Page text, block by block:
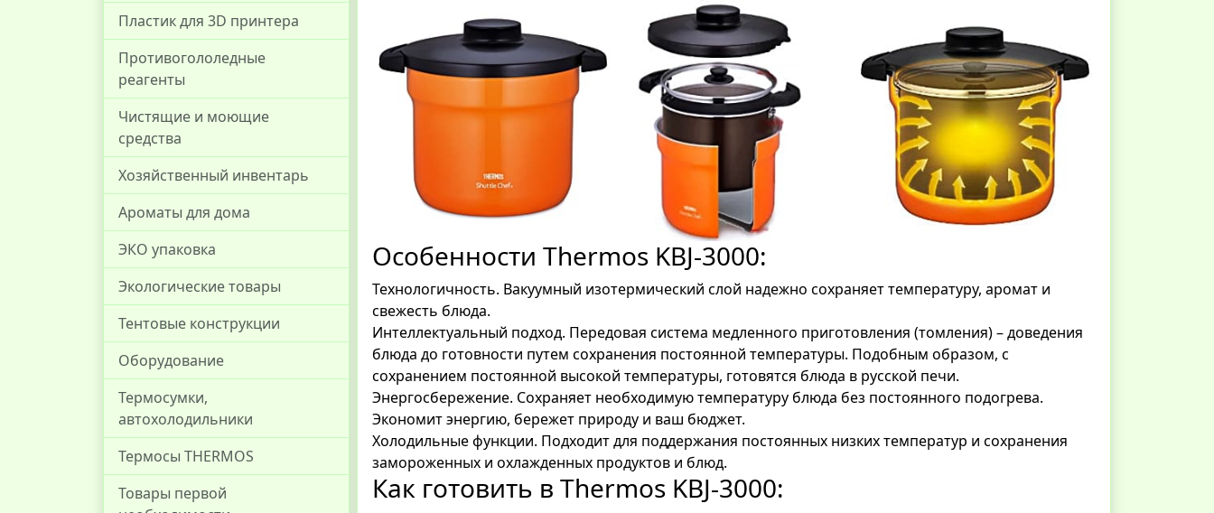
Пластик для 3D принтера
Противогололедные
реагенты
Чистящие и моющие
средства
Хозяйственный инвентарь
Ароматы для дома
ЭКО упаковка
Экологические товары
Тентовые конструкции
Оборудование
Термосумки,
автохолодильники
Термосы THERMOS
Товары первой
Особенности Thermos KBJ-3000:
Технологичность. Вакуумный изотермический слой надежно сохраняет температуру, аромат и
свежесть блюда.
Интеллектуальный подход. Передовая система медленного приготовления (томления) – доведения
блюда до готовности путем сохранения постоянной температуры. Подобным образом, с
сохранением постоянной высокой температуры, готовятся блюда в русской печи.
Энергосбережение. Cохраняет необходимую температуру блюда без постоянного подогрева.
Экономит энергию, бережет природу и ваш бюджет.
Холодильные функции. Подходит для поддержания постоянных низких температур и сохранения
замороженных и охлажденных продуктов и блюд.
Как готовить в Thermos KBJ-3000: